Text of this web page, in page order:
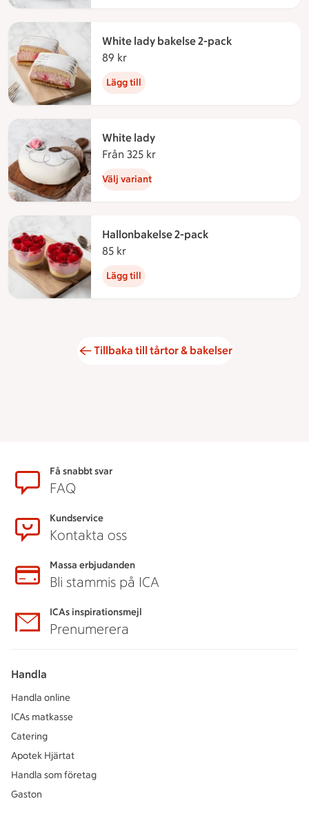
White lady bakelse 2-pack
89 kr
Lägg till
White lady
Från 325 kr
Välj variant
Hallonbakelse 2-pack
85 kr
Lägg till
Tillbaka till tårtor & bakelser
SidfotFå snabbt svar
FAQ
Kundservice
Kontakta oss
Massa erbjudanden
Bli stammis på ICA
ICAs inspirationsmejl
Prenumerera
Handla
Handla online
ICAs matkasse
Catering
Apotek Hjärtat
Handla som företag
Gaston